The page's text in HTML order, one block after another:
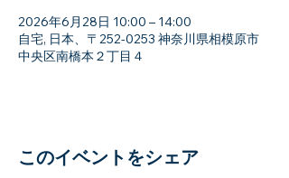
2026年6月28日 10:00 – 14:00
自宅, 日本、〒252-0253 神奈川県相模原市
中央区南橋本２丁目４
このイベントをシェア